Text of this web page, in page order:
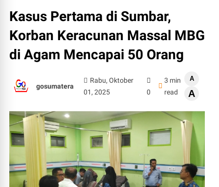
Kasus Pertama di Sumbar,
Korban Keracunan Massal MBG
di Agam Mencapai 50 Orang
gosumatera
Rabu, Oktober
01, 2025
0
3 min
read
A
A